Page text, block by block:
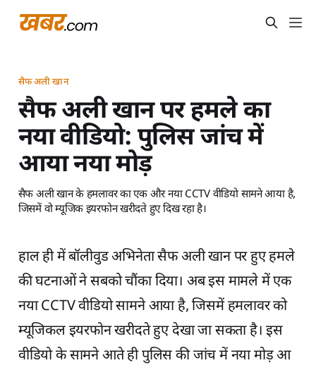
सैफ अली खान
सैफ अली खान पर हमले का
नया वीडियो: पुलिस जांच में
आया नया मोड़
सैफ अली खान के हमलावर का एक और नया CCTV वीडियो सामने आया है,
जिसमें वो म्यूजिक इयरफोन खरीदते हुए दिख रहा है।
हाल ही में बॉलीवुड अभिनेता सैफ अली खान पर हुए हमले
की घटनाओं ने सबको चौंका दिया। अब इस मामले में एक
नया CCTV वीडियो सामने आया है, जिसमें हमलावर को
म्यूजिकल इयरफोन खरीदते हुए देखा जा सकता है। इस
वीडियो के सामने आते ही पुलिस की जांच में नया मोड़ आ